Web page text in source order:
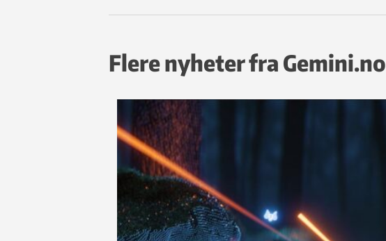
Flere nyheter fra Gemini.no